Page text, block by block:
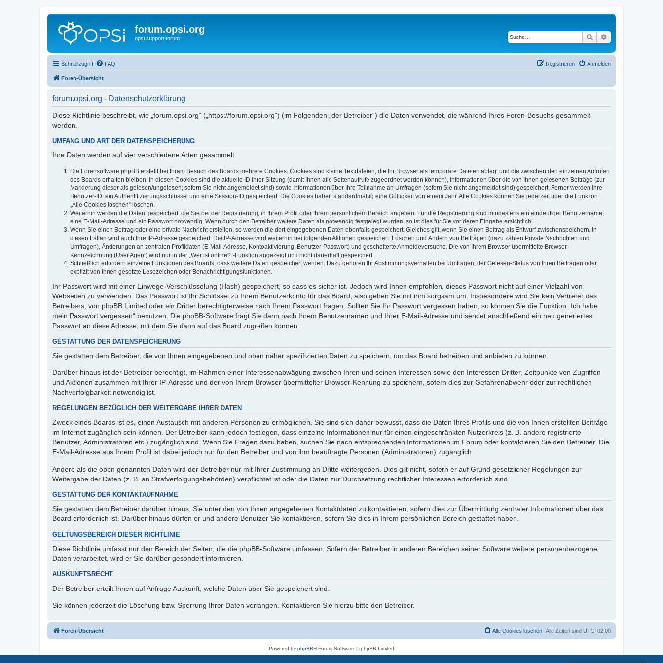
forum.opsi.org
opsi support forum Suche
Schnellzugriff FAQ Anmelden
Registrieren
Foren-Übersicht
forum.opsi.org - Datenschutzerklärung
Diese Richtlinie beschreibt, wie „forum.opsi.org“ („https://forum.opsi.org“) (im Folgenden „der Betreiber“) die Daten verwendet, die während Ihres Foren-Besuchs gesammelt
werden.
UMFANG UND ART DER DATENSPEICHERUNG
Ihre Daten werden auf vier verschiedene Arten gesammelt:
Die Forensoftware phpBB erstellt bei Ihrem Besuch des Boards mehrere Cookies. Cookies sind kleine Textdateien, die Ihr Browser als temporäre Dateien ablegt und die zwischen den einzelnen Aufrufen
des Boards erhalten bleiben. In diesen Cookies sind die aktuelle ID Ihrer Sitzung (damit Ihnen alle Seitenaufrufe zugeordnet werden können), Informationen über die von Ihnen gelesenen Beiträge (zur
Markierung dieser als gelesen/ungelesen; sofern Sie nicht angemeldet sind) sowie Informationen über Ihre Teilnahme an Umfragen (sofern Sie nicht angemeldet sind) gespeichert. Ferner werden Ihre
Benutzer-ID, ein Authentifizierungsschlüssel und eine Session-ID gespeichert. Die Cookies haben standardmäßig eine Gültigkeit von einem Jahr. Alle Cookies können Sie jederzeit über die Funktion
„Alle Cookies löschen“ löschen.
Weiterhin werden die Daten gespeichert, die Sie bei der Registrierung, in Ihrem Profil oder Ihrem persönlichem Bereich angeben. Für die Registrierung sind mindestens ein eindeutiger Benutzername,
eine E-Mail-Adresse und ein Passwort notwendig. Wenn durch den Betreiber weitere Daten als notwendig festgelegt wurden, so ist dies für Sie vor deren Eingabe ersichtlich.
Wenn Sie einen Beitrag oder eine private Nachricht erstellen, so werden die dort eingegebenen Daten ebenfalls gespeichert. Gleiches gilt, wenn Sie einen Beitrag als Entwurf zwischenspeichern. In
diesen Fällen wird auch Ihre IP-Adresse gespeichert. Die IP-Adresse wird weiterhin bei folgenden Aktionen gespeichert: Löschen und Ändern von Beiträgen (dazu zählen Private Nachrichten und
Umfragen), Änderungen an zentralen Profildaten (E-Mail-Adresse, Kontoaktivierung, Benutzer-Passwort) und gescheiterte Anmeldeversuche. Die von Ihrem Browser übermittelte Browser-
Kennzeichnung (User Agent) wird nur in der „Wer ist online?“-Funktion angezeigt und nicht dauerhaft gespeichert.
Schließlich erfordern einzelne Funktionen des Boards, dass weitere Daten gespeichert werden. Dazu gehören Ihr Abstimmungsverhalten bei Umfragen, der Gelesen-Status von Ihren Beiträgen oder
explizit von Ihnen gesetzte Lesezeichen oder Benachrichtigungsfunktionen.
Ihr Passwort wird mit einer Einwege-Verschlüsselung (Hash) gespeichert, so dass es sicher ist. Jedoch wird Ihnen empfohlen, dieses Passwort nicht auf einer Vielzahl von
Webseiten zu verwenden. Das Passwort ist Ihr Schlüssel zu Ihrem Benutzerkonto für das Board, also gehen Sie mit ihm sorgsam um. Insbesondere wird Sie kein Vertreter des
Betreibers, von phpBB Limited oder ein Dritter berechtigterweise nach Ihrem Passwort fragen. Sollten Sie Ihr Passwort vergessen haben, so können Sie die Funktion „Ich habe
mein Passwort vergessen“ benutzen. Die phpBB-Software fragt Sie dann nach Ihrem Benutzernamen und Ihrer E-Mail-Adresse und sendet anschließend ein neu generiertes
Passwort an diese Adresse, mit dem Sie dann auf das Board zugreifen können.
GESTATTUNG DER DATENSPEICHERUNG
Sie gestatten dem Betreiber, die von Ihnen eingegebenen und oben näher spezifizierten Daten zu speichern, um das Board betreiben und anbieten zu können.
Darüber hinaus ist der Betreiber berechtigt, im Rahmen einer Interessenabwägung zwischen Ihren und seinen Interessen sowie den Interessen Dritter, Zeitpunkte von Zugriffen
und Aktionen zusammen mit Ihrer IP-Adresse und der von Ihrem Browser übermittelter Browser-Kennung zu speichern, sofern dies zur Gefahrenabwehr oder zur rechtlichen
Nachverfolgbarkeit notwendig ist.
REGELUNGEN BEZÜGLICH DER WEITERGABE IHRER DATEN
Zweck eines Boards ist es, einen Austausch mit anderen Personen zu ermöglichen. Sie sind sich daher bewusst, dass die Daten Ihres Profils und die von Ihnen erstellten Beiträge
im Internet zugänglich sein können. Der Betreiber kann jedoch festlegen, dass einzelne Informationen nur für einen eingeschränkten Nutzerkreis (z. B. andere registrierte
Benutzer, Administratoren etc.) zugänglich sind. Wenn Sie Fragen dazu haben, suchen Sie nach entsprechenden Informationen im Forum oder kontaktieren Sie den Betreiber. Die
E-Mail-Adresse aus Ihrem Profil ist dabei jedoch nur für den Betreiber und von ihm beauftragte Personen (Administratoren) zugänglich.
Andere als die oben genannten Daten wird der Betreiber nur mit Ihrer Zustimmung an Dritte weitergeben. Dies gilt nicht, sofern er auf Grund gesetzlicher Regelungen zur
Weitergabe der Daten (z. B. an Strafverfolgungsbehörden) verpflichtet ist oder die Daten zur Durchsetzung rechtlicher Interessen erforderlich sind.
GESTATTUNG DER KONTAKTAUFNAHME
Sie gestatten dem Betreiber darüber hinaus, Sie unter den von Ihnen angegebenen Kontaktdaten zu kontaktieren, sofern dies zur Übermittlung zentraler Informationen über das
Board erforderlich ist. Darüber hinaus dürfen er und andere Benutzer Sie kontaktieren, sofern Sie dies in Ihrem persönlichen Bereich gestattet haben.
GELTUNGSBEREICH DIESER RICHTLINIE
Diese Richtlinie umfasst nur den Bereich der Seiten, die die phpBB-Software umfassen. Sofern der Betreiber in anderen Bereichen seiner Software weitere personenbezogene
Daten verarbeitet, wird er Sie darüber gesondert informieren.
AUSKUNFTSRECHT
Der Betreiber erteilt Ihnen auf Anfrage Auskunft, welche Daten über Sie gespeichert sind.
Sie können jederzeit die Löschung bzw. Sperrung Ihrer Daten verlangen. Kontaktieren Sie hierzu bitte den Betreiber.
Foren-Übersicht Alle Zeiten sind UTC+02:00
Alle Cookies löschen
Powered by phpBB® Forum Software © phpBB Limited